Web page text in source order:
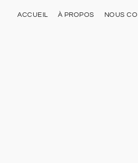
ACCUEIL À PROPOS NOUS